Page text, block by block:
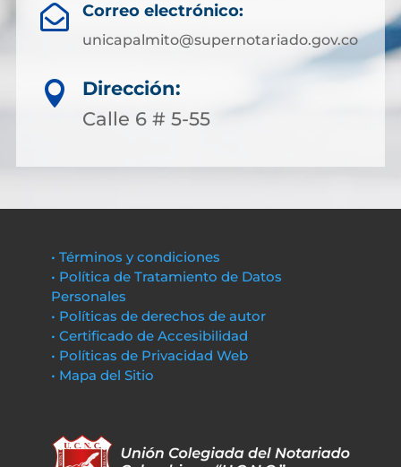
 Correo electrónico:
unicapalmito@supernotariado.gov.co

Dirección:
Calle 6 # 5-55
• Términos y condiciones
• Política de Tratamiento de Datos
Personales
• Políticas de derechos de autor
• Certificado de Accesibilidad
• Políticas de Privacidad Web
• Mapa del Sitio